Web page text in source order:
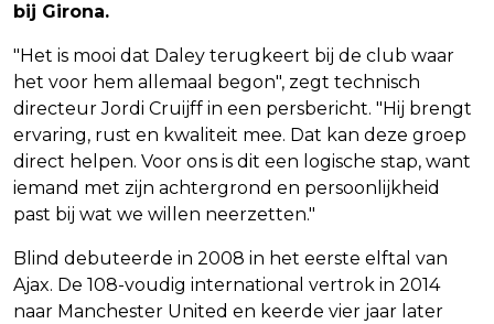
bij Girona.
"Het is mooi dat Daley terugkeert bij de club waar
het voor hem allemaal begon", zegt technisch
directeur Jordi Cruijff in een persbericht. "Hij brengt
ervaring, rust en kwaliteit mee. Dat kan deze groep
direct helpen. Voor ons is dit een logische stap, want
iemand met zijn achtergrond en persoonlijkheid
past bij wat we willen neerzetten."
Blind debuteerde in 2008 in het eerste elftal van
Ajax. De 108-voudig international vertrok in 2014
naar Manchester United en keerde vier jaar later